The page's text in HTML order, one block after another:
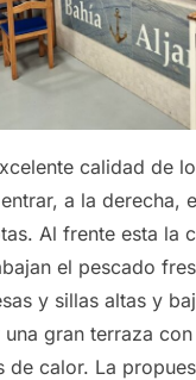
calidad de
a la derecha,
Al frente esta la
el pescado
y sillas altas y
gran terraza
calor. La